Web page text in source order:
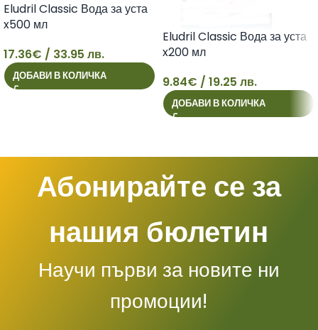
17
Eludril Classic Вода за уста
x500 мл
17.36€ / 33.95 лв.
ДОБАВИ В КОЛИЧКА
9
Eludril Classic Вода за уста
x200 мл
9.84€ / 19.25 лв.
ДОБАВИ В КОЛИЧКА
Абонирайте се за
нашия бюлетин
Научи първи за новите ни
промоции!